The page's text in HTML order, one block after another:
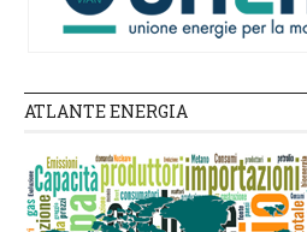
ATLANTE ENERGIA